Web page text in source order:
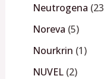
Neutrogena 23
Noreva 5
Nourkrin 1
NUVEL 2